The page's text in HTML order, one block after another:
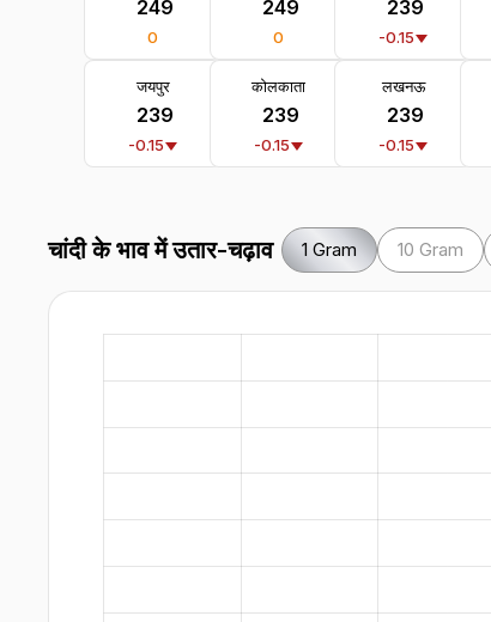
₹ 249
0
₹ 249
0
₹ 239
-0.15
जयपुर
₹ 239
-0.15
कोलकाता
₹ 239
-0.15
लखनऊ
₹ 239
-0.15
चांदी के भाव में उतार-चढ़ाव 1 Gram 10 Gram